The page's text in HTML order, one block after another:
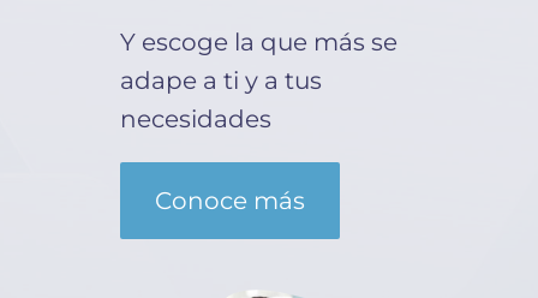
Y escoge la que más se
adape a ti y a tus
necesidades
Conoce más